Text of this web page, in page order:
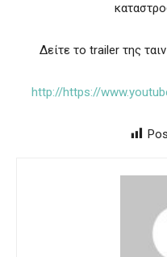
Δείτε το trailer της
http://https://